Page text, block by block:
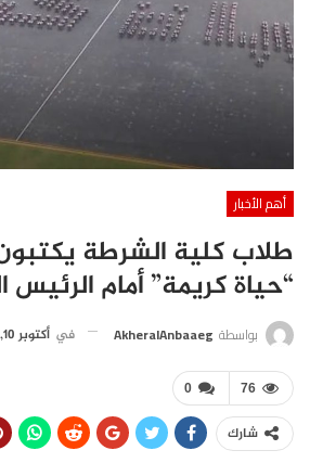
أهم الأخبار
طلاب كلية الشرطة
“حياة كريمة” أمام
بواسطة AkheralAnbaaeg في أكتوبر 10, 2022
0 76
شارك